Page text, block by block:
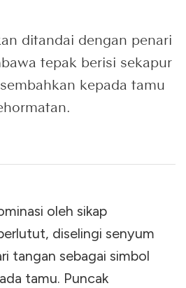
ditandai dengan penari
tepak berisi sekapur
kepada tamu
oleh sikap
diselingi senyum
tangan sebagai simbol
tamu. Puncak